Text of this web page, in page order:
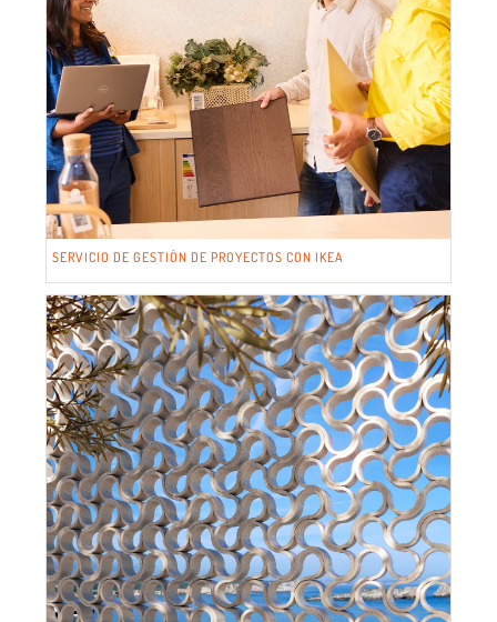
SERVICIO DE GESTIÓN DE PROYECTOS CON IKEA